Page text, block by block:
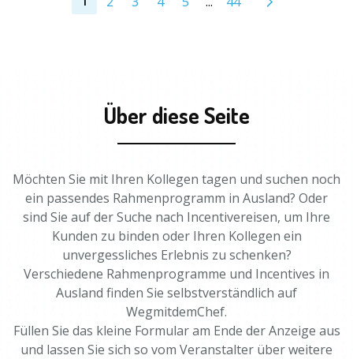
Über diese Seite
Möchten Sie mit Ihren Kollegen tagen und suchen noch
ein passendes Rahmenprogramm in Ausland? Oder
sind Sie auf der Suche nach Incentivereisen, um Ihre
Kunden zu binden oder Ihren Kollegen ein
unvergessliches Erlebnis zu schenken?
Verschiedene Rahmenprogramme und Incentives in
Ausland finden Sie selbstverständlich auf
WegmitdemChef.
Füllen Sie das kleine Formular am Ende der Anzeige aus
und lassen Sie sich so vom Veranstalter über weitere